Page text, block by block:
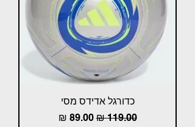
כדורגל אדידס מסי
מחיר רגיל‏119.00 ‏₪ מחיר מבצע‏89.00 ‏₪